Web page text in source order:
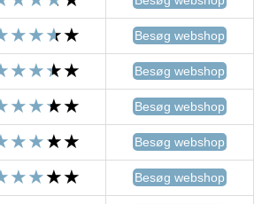
Besøg webshop
Besøg webshop
Besøg webshop
Besøg webshop
Besøg webshop